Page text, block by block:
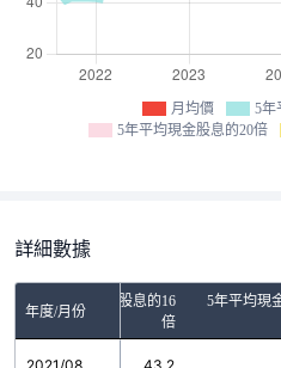
月均價
5年
5年平均現金股息的20倍
詳細數據
年度/月份
5年平均現金股息的16
倍
5年平均現